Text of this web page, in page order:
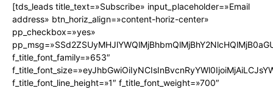
[tds_leads title_text=»Subscribe» input_placeholder=»Email
address» btn_horiz_align=»content-horiz-center»
pp_checkbox=»yes»
f_title_font_family=»653″
f_title_font_line_height=»1″ f_title_font_weight=»700″